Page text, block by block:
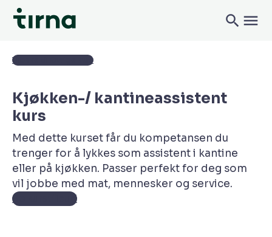
Kjøkken-/ kantineassistent
kurs
Med dette kurset får du kompetansen du
trenger for å lykkes som assistent i kantine
eller på kjøkken. Passer perfekt for deg som
vil jobbe med mat, mennesker og service.
Se kurstilbud
Tilbake til Øvrige kurs